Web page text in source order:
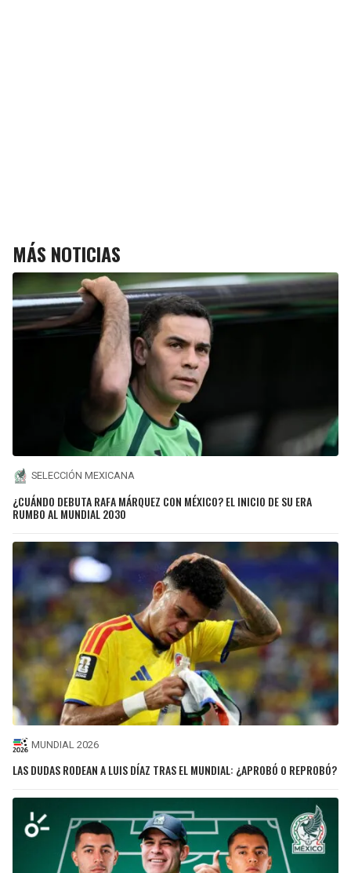
MÁS NOTICIAS
SELECCIÓN MEXICANA
¿CUÁNDO DEBUTA RAFA MÁRQUEZ CON MÉXICO? EL INICIO DE SU ERA
RUMBO AL MUNDIAL 2030
MUNDIAL 2026
LAS DUDAS RODEAN A LUIS DÍAZ TRAS EL MUNDIAL: ¿APROBÓ O REPROBÓ?